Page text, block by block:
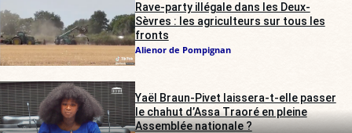
Rave-party illégale dans les Deux-
Sèvres : les agriculteurs sur tous les
fronts
Alienor de Pompignan
Yaël Braun-Pivet laissera-t-elle passer
le chahut d’Assa Traoré en pleine
Assemblée nationale ?